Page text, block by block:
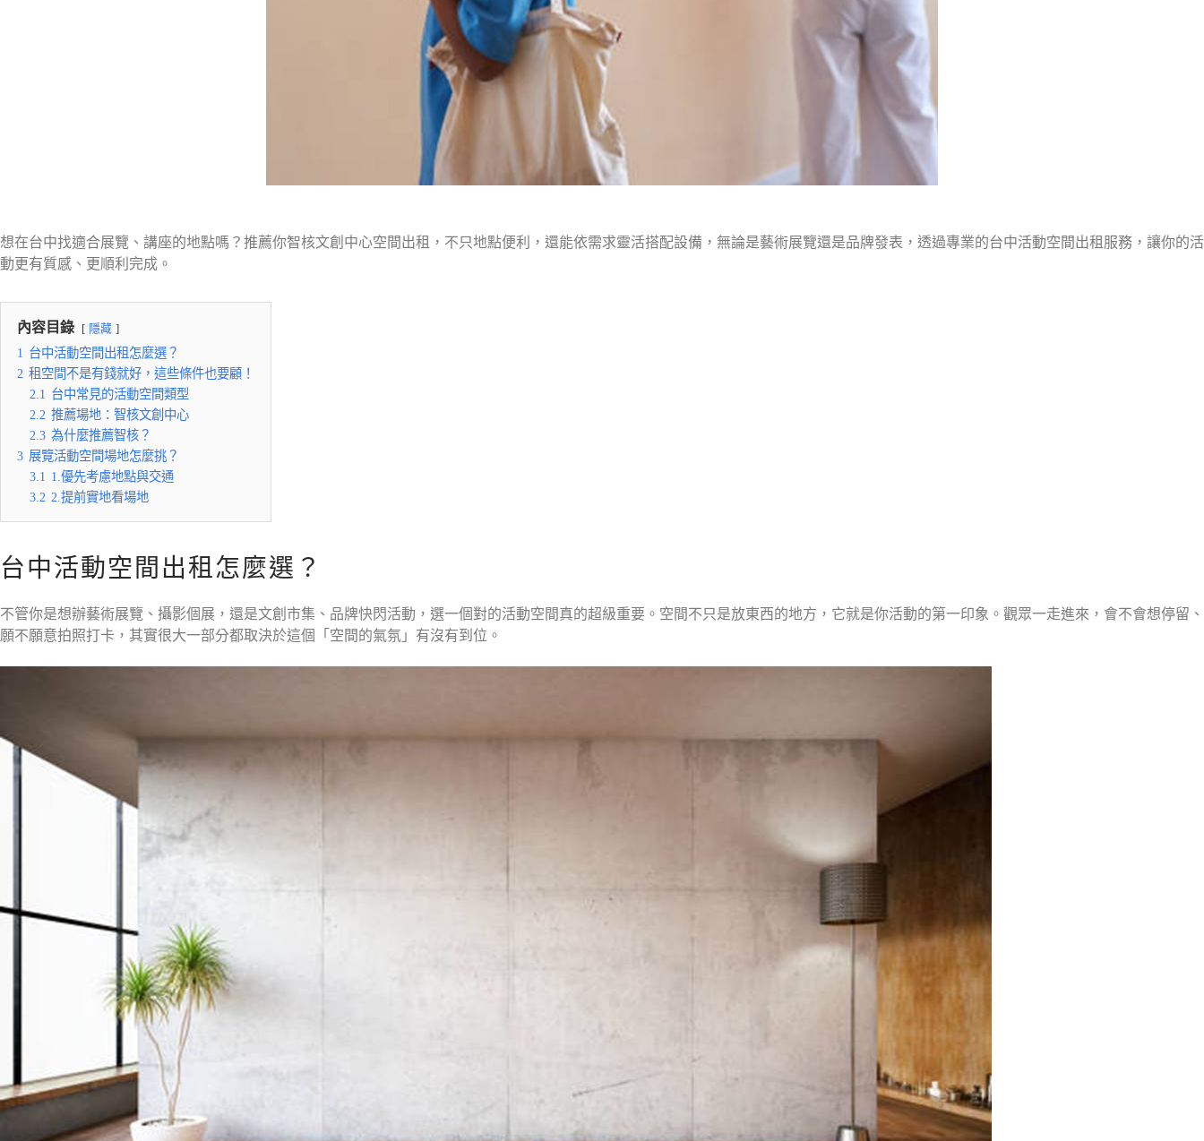
想在台中找適合展覽、講座的地點嗎？推薦你智核文創中心空間出租，不只地點便利，還能依需求靈活搭配設備，無論是藝術展覽還是品牌發表，透過專業的台中活動空間出租服務，讓你的活
動更有質感、更順利完成。
內容目錄 隱藏
1 台中活動空間出租怎麼選？
2 租空間不是有錢就好，這些條件也要顧！
2.1 台中常見的活動空間類型
2.2 推薦場地：智核文創中心
2.3 為什麼推薦智核？
3 展覽活動空間場地怎麼挑？
3.1 1.優先考慮地點與交通
3.2 2.提前實地看場地
台中活動空間出租怎麼選？
不管你是想辦藝術展覽、攝影個展，還是文創市集、品牌快閃活動，選一個對的活動空間真的超級重要。空間不只是放東西的地方，它就是你活動的第一印象。觀眾一走進來，會不會想停留、
願不願意拍照打卡，其實很大一部分都取決於這個「空間的氣氛」有沒有到位。